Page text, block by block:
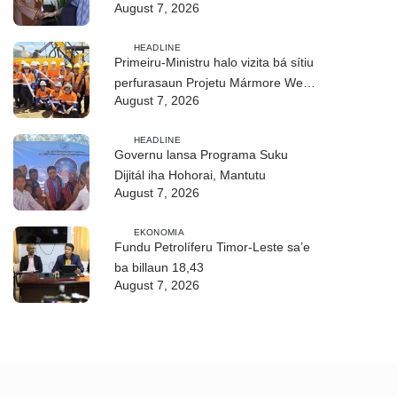
realizasaun DIM 2026
August 7, 2026
HEADLINE
Primeiru-Ministru halo vizita bá sítiu
perfurasaun Projetu Mármore We-
uah iha Ilimanu
August 7, 2026
HEADLINE
Governu lansa Programa Suku
Dijitál iha Hohorai, Mantutu
August 7, 2026
EKONOMIA
Fundu Petrolíferu Timor-Leste sa’e
ba billaun 18,43
August 7, 2026